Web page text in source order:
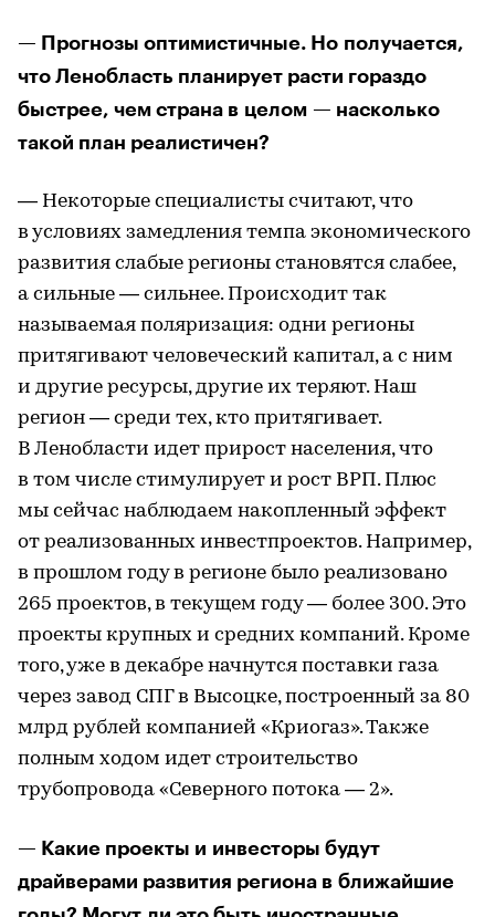
— Прогнозы оптимистичные. Но получается,
что Ленобласть планирует расти гораздо
быстрее, чем страна в целом — насколько
такой план реалистичен?
— Некоторые специалисты считают, что
в условиях замедления темпа экономического
развития слабые регионы становятся слабее,
а сильные — сильнее. Происходит так
называемая поляризация: одни регионы
притягивают человеческий капитал, а с ним
и другие ресурсы, другие их теряют. Наш
регион — среди тех, кто притягивает.
В Ленобласти идет прирост населения, что
в том числе стимулирует и рост ВРП. Плюс
мы сейчас наблюдаем накопленный эффект
от реализованных инвестпроектов. Например,
в прошлом году в регионе было реализовано
265 проектов, в текущем году — более 300. Это
проекты крупных и средних компаний. Кроме
того, уже в декабре начнутся поставки газа
через завод СПГ в Высоцке, построенный за 80
млрд рублей компанией «Криогаз». Также
полным ходом идет строительство
трубопровода «Северного потока — 2».
— Какие проекты и инвесторы будут
драйверами развития региона в ближайшие